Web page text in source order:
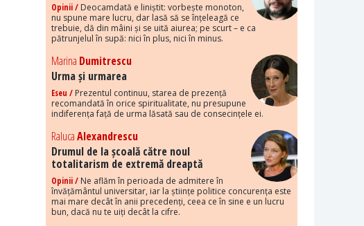
Opinii / Deocamdată e liniștit: vorbește monoton,
nu spune mare lucru, dar lasă să se înțeleagă ce
trebuie, dă din mâini și se uită aiurea; pe scurt – e ca
pătrunjelul în supă: nici în plus, nici în minus.
Marina Dumitrescu
Urma și urmarea
Eseu / Prezentul continuu, starea de prezență
recomandată în orice spiritualitate, nu presupune
indiferența față de urma lăsată sau de consecințele ei.
RalucaAlexandrescu
Drumul de la școală către noul
totalitarism de extremă dreaptă
Opinii / Ne aflăm în perioada de admitere în
învățământul universitar, iar la științe politice concurența este
mai mare decât în anii precedenți, ceea ce în sine e un lucru
bun, dacă nu te uiți decât la cifre.